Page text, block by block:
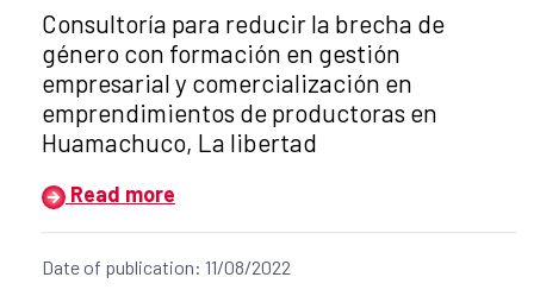
Title of the announcement:
Consultoría para reducir la brecha de
género con formación en gestión
empresarial y comercialización en
emprendimientos de productoras en
Huamachuco, La libertad
Read more
Date of publication: 11/08/2022